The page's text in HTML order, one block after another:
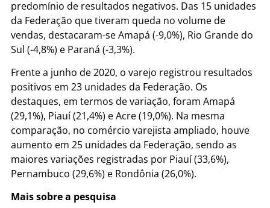
predomínio de resultados negativos. Das 15 unidades
da Federação que tiveram queda no volume de
vendas, destacaram-se Amapá (-9,0%), Rio Grande do
Sul (-4,8%) e Paraná (-3,3%).
Frente a junho de 2020, o varejo registrou resultados
positivos em 23 unidades da Federação. Os
destaques, em termos de variação, foram Amapá
(29,1%), Piauí (21,4%) e Acre (19,0%). Na mesma
comparação, no comércio varejista ampliado, houve
aumento em 25 unidades da Federação, sendo as
maiores variações registradas por Piauí (33,6%),
Pernambuco (29,6%) e Rondônia (26,0%).
Mais sobre a pesquisa